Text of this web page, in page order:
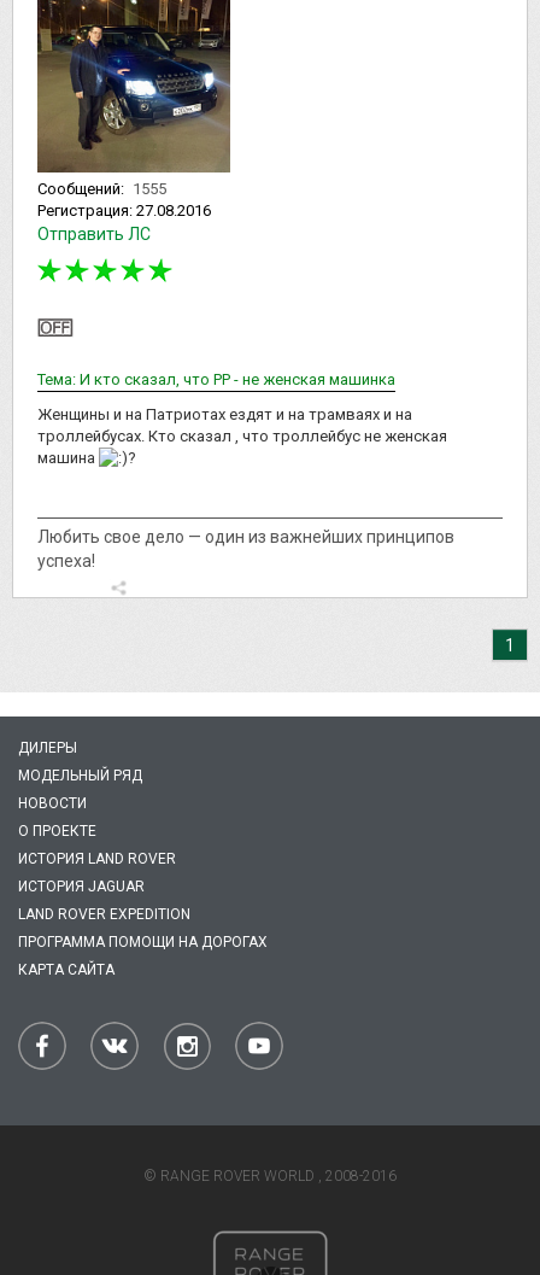
Сообщений: 1555
Регистрация: 27.08.2016
Отправить ЛС
Тема: И кто сказал, что РР - не женская машинка
Женщины и на Патриотах ездят и на трамваях и на
троллейбусах. Кто сказал , что троллейбус не женская
машина
?
Любить свое дело — один из важнейших принципов
успеха!
1
ДИЛЕРЫ
МОДЕЛЬНЫЙ РЯД
НОВОСТИ
О ПРОЕКТЕ
ИСТОРИЯ LAND ROVER
ИСТОРИЯ JAGUAR
LAND ROVER EXPEDITION
ПРОГРАММА ПОМОЩИ НА ДОРОГАХ
КАРТА САЙТА
© RANGE ROVER WORLD , 2008-2016